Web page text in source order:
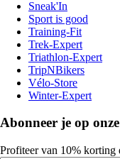
Sneak'In
Sport is good
Training-Fit
Trek-Expert
Triathlon-Expert
TripNBikers
Vélo-Store
Winter-Expert
Abonneer je op
Profiteer van 10% korting